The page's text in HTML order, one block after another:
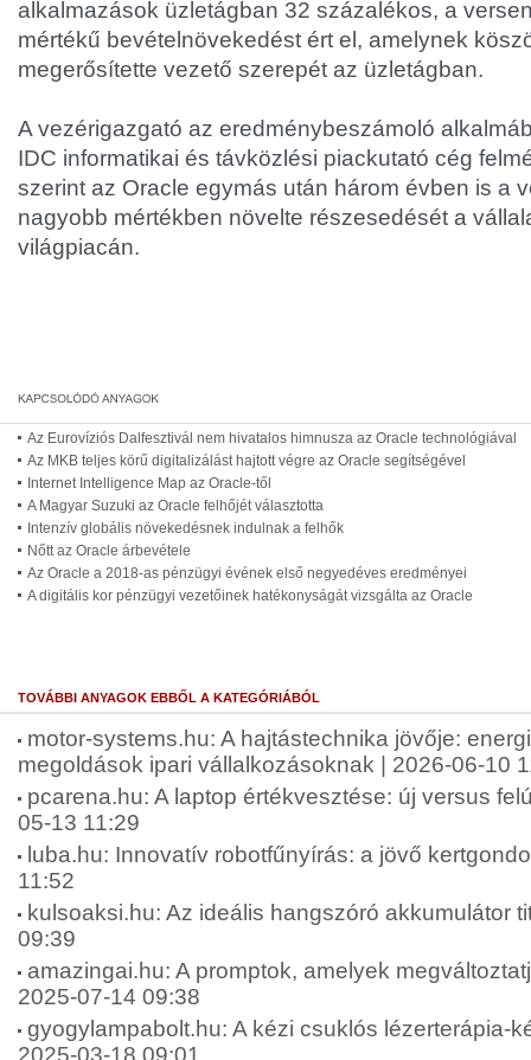
alkalmazások üzletágban 32 százalékos, a
mértékű bevételnövekedést ért el, amelynek
megerősítette vezető szerepét az üzletágban.
A vezérigazgató az eredménybeszámoló
IDC informatikai és távközlési piackutató cég
szerint az Oracle egymás után három évben is a
nagyobb mértékben növelte részesedését a
világpiacán.
Az Eurovíziós Dalfesztivál nem hivatalos himnusza az Oracle technológiával
Az MKB teljes körű digitalizálást hajtott végre az Oracle segítségével
Internet Intelligence Map az Oracle-től
A Magyar Suzuki az Oracle felhőjét választotta
Intenzív globális növekedésnek indulnak a felhők
Nőtt az Oracle árbevétele
Az Oracle a 2018-as pénzügyi évének első negyedéves eredményei
A digitális kor pénzügyi vezetőinek hatékonyságát vizsgálta az Oracle
TOVÁBBI ANYAGOK EBBŐL A KATEGÓRIÁBÓL
motor-systems.hu: A hajtástechnika jövője:
megoldások ipari vállalkozásoknak | 2026-06-10
pcarena.hu: A laptop értékvesztése: új versus
05-13 11:29
luba.hu: Innovatív robotfűnyírás: a jövő
11:52
kulsoaksi.hu: Az ideális hangszóró akkumulátor
09:39
amazingai.hu: A promptok, amelyek
2025-07-14 09:38
gyogylampabolt.hu: A kézi csuklós lézerterápia-
2025-03-18 09:01